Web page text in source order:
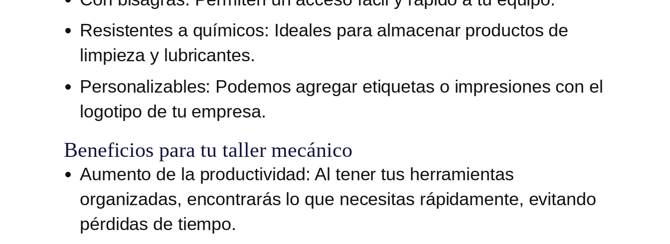
Resistentes a químicos: Ideales para almacenar productos de
limpieza y lubricantes.
Personalizables: Podemos agregar etiquetas o impresiones con el
logotipo de tu empresa.
Beneficios para tu taller mecánico
Aumento de la productividad: Al tener tus herramientas
organizadas, encontrarás lo que necesitas rápidamente, evitando
pérdidas de tiempo.